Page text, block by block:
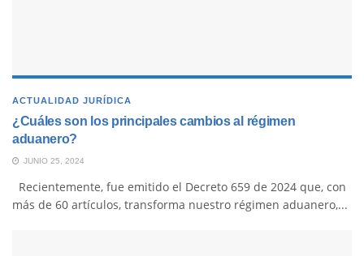
ACTUALIDAD JURÍDICA
¿Cuáles son los principales cambios al régimen
aduanero?
JUNIO 25, 2024
Recientemente, fue emitido el Decreto 659 de 2024 que, con
más de 60 artículos, transforma nuestro régimen aduanero,...